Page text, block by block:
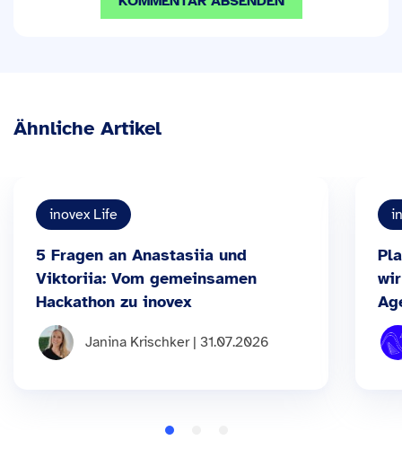
Ähnliche Artikel
inovex Life
5 Fragen an Anastasiia und
Viktoriia: Vom gemeinsamen
Hackathon zu inovex
Janina Krischker | 31.07.2026